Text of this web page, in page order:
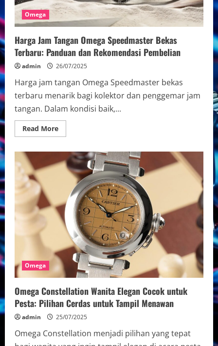
Omega
Harga Jam Tangan Omega Speedmaster Bekas
Terbaru: Panduan dan Rekomendasi Pembelian
admin 26/07/2025
Harga jam tangan Omega Speedmaster bekas
terbaru menarik bagi kolektor dan penggemar jam
tangan. Dalam kondisi baik,...
Read MoreRead
more
Jam
Tangan
Omega
Speedmaster
Bekas
Terbaru:
Panduan
dan
Rekomendasi
Pembelian
Omega
Omega Constellation Wanita Elegan Cocok untuk
Pesta: Pilihan Cerdas untuk Tampil Menawan
admin 25/07/2025
Omega Constellation menjadi pilihan yang tepat